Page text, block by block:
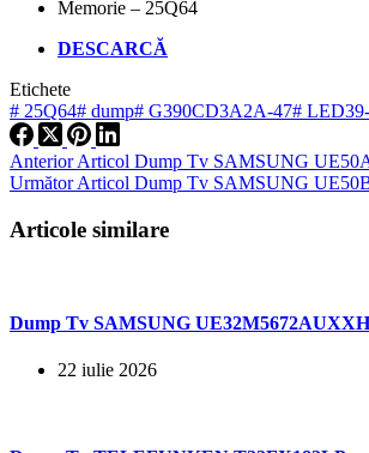
Memorie – 25Q64
DESCARCĂ
Etichete
# 25Q64# dump# G390CD3A2A-47#
AnteriorArticol Dump Tv SAMSUNG
UrmătorArticol Dump Tv SAMSUNG
Articole similare
Dump Tv SAMSUNG UE32M5672AUXXH
22 iulie 2026